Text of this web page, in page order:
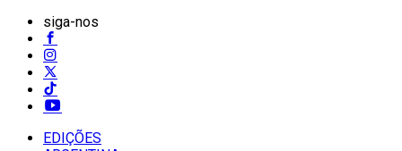
siga-nos
EDIÇÕES